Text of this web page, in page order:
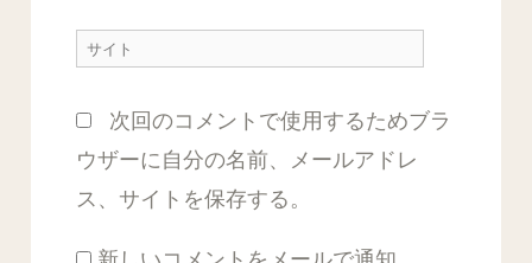
ル
サ
ト
次回のコメントで使用するためブラ
ウザーに自分の名前、メールアドレ
ス、サイトを保存する。